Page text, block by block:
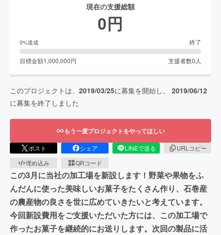
現在の支援総額
0円
0%達成 終了
目標金額1,000,000円 支援者数0 人
このプロジェクトは、 2019/03/25に募集を開始し、 2019/06/12
に募集を終了しました
もう一度プロジェクトをやってほしい
ポスト シェア LINEで送る
URLコピー
埋め込み
QRコード
この3月に当社の加工場を新設します！野菜や果物をふ
んだんに使った美味しいお菓子をたくさん作り、石巻産
の農産物の良さを世に広めていきたいと考えています。
今回新設費用をご支援いただいた方には、この加工場で
作ったお菓子を継続的にお送りします。次回の製品に活